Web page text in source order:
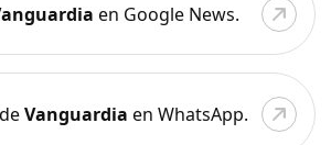
en Google News.
Vanguardia en WhatsApp.